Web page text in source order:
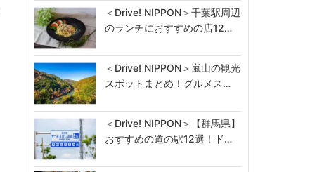
＜Drive! NIPPON＞千葉駅周辺
のランチにおすすめの店12…
＜Drive! NIPPON＞嵐山の観光
スポットまとめ！グルメス…
＜Drive! NIPPON＞【群馬県】
おすすめの道の駅12選！ド…